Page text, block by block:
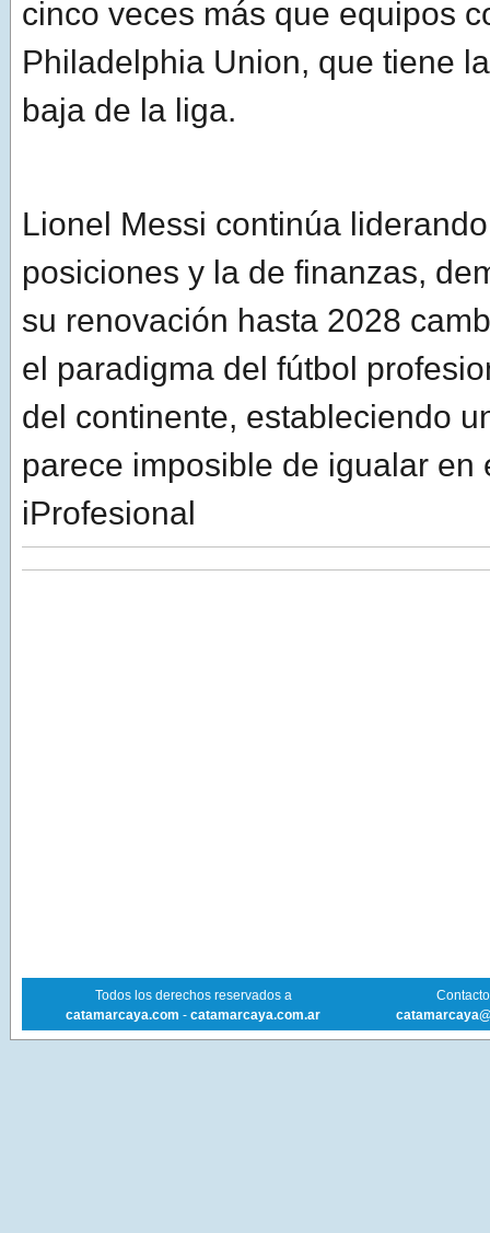
cinco veces más que equipos
Philadelphia Union, que tiene
baja de la liga.
Lionel Messi continúa
posiciones y la de finanzas,
su renovación hasta 2028
el paradigma del fútbol
del continente, estableciendo
parece imposible de igualar en
iProfesional
Todos los derechos reservados a
catamarcaya.com - catamarcaya.com.ar